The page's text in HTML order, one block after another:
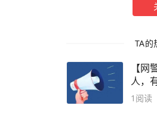
TA的
【网
人，
骗——
1 阅读